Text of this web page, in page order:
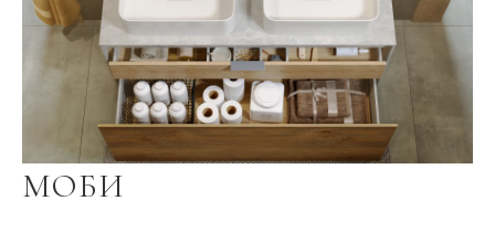
Вес мебели, кг 48.6
Вес умывальника, кг 13.8
МОБИ